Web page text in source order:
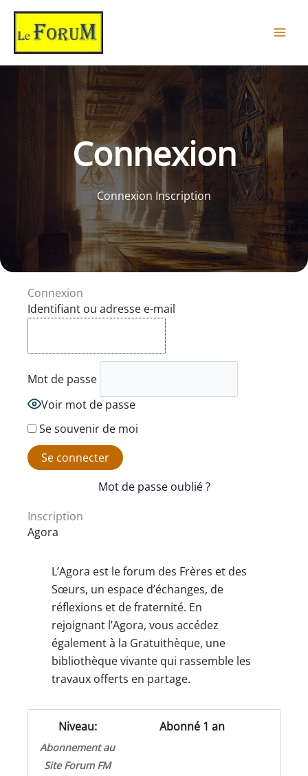
Aller
contenu
Connexion
Connexion Inscription
Connexion
Identifiant ou adresse e-mail
Mot de passe
Voir mot de passe
Se souvenir de moi
Mot de passe oublié ?
Inscription
Agora
L’Agora est le forum des Frères et des
Sœurs, un espace d’échanges, de
réflexions et de fraternité. En
rejoignant l’Agora, vous accédez
également à la Gratuithèque, une
bibliothèque vivante qui rassemble les
travaux offerts en partage.
Abonné 1 an
Abonnement au
Site Forum FM